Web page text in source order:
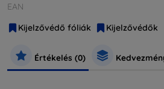
EAN
Kijelzővédő fóliák
Kijelzővédők
Értékelés (0)